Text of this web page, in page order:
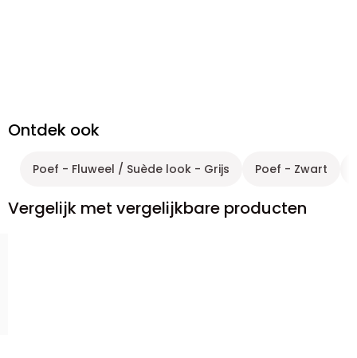
Ontdek ook
Poef - Fluweel / Suède look - Grijs Poef - Zwart
Vergelijk met vergelijkbare producten